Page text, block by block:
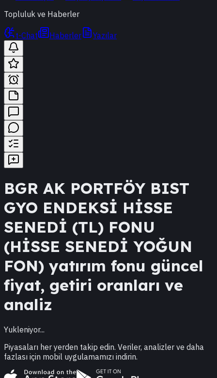
Topluluk ve Haberler
t-Chat Haberler Yazılar
BGR AK PORTFÖY BIST
GYO ENDEKSİ HİSSE
SENEDİ (TL) FONU
(HİSSE SENEDİ YOĞUN
FON) yatırım fonu güncel
fiyat, getiri oranları ve
analiz
Yukleniyor...
Piyasaları her yerden takip edin. Veriler, analizler ve daha
fazlası için mobil uygulamamızı indirin.